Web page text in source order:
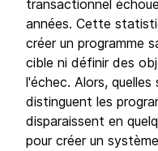
transactionnel
années. Cette
créer un programme
cible ni définir des
l'échec. Alors,
distinguent les
disparaissent en
pour créer un